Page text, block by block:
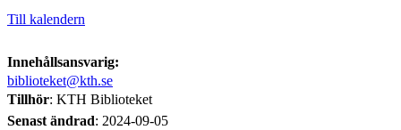
Till kalendern
Innehållsansvarig:
biblioteket@kth.se
Tillhör: KTH Biblioteket
Senast ändrad: 2024-09-05